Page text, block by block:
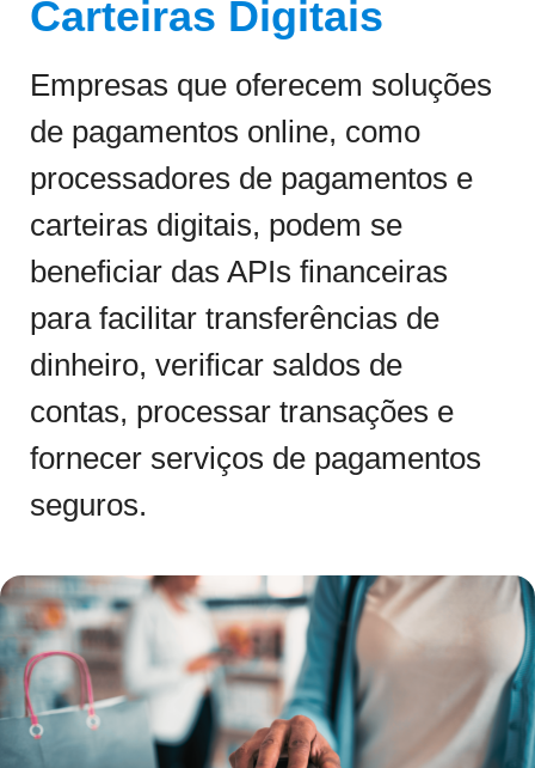
Carteiras Digitais
Empresas que oferecem soluções
de pagamentos online, como
processadores de pagamentos e
carteiras digitais, podem se
beneficiar das APIs financeiras
para facilitar transferências de
dinheiro, verificar saldos de
contas, processar transações e
fornecer serviços de pagamentos
seguros.